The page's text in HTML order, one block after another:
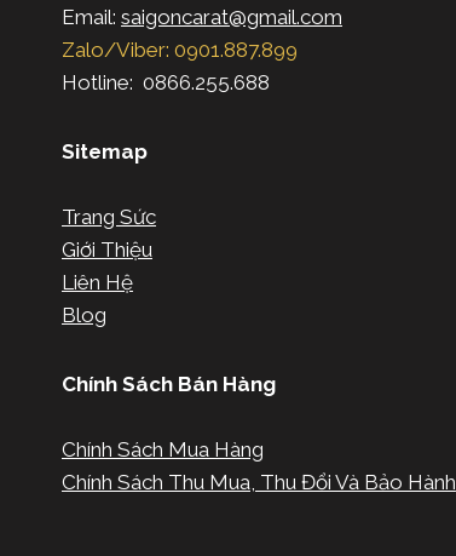
Email: saigoncarat@gmail.com
Zalo/Viber: 0901.887.899
Hotline: 0866.255.688
Sitemap
Trang Sức
Giới Thiệu
Liên Hệ
Blog
Chính Sách Bán Hàng
Chính Sách Mua Hàng
Chính Sách Thu Mua, Thu Đổi Và Bảo Hành